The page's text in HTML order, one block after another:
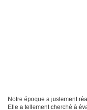
Notre époque a justement
Elle a tellement cherché à